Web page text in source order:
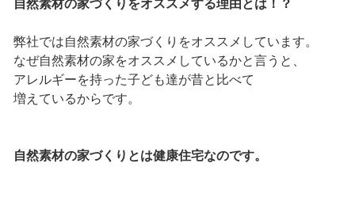
自然素材の家づくりをオススメする理由とは！？
弊社では自然素材の家づくりをオススメしています。
なぜ自然素材の家をオススメしているかと言うと、
アレルギーを持った子ども達が昔と比べて
増えているからです。
自然素材の家づくりとは健康住宅なのです。